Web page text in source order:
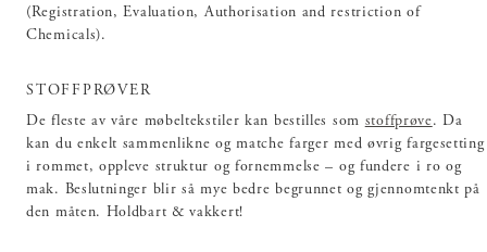
(Registration, Evaluation, Authorisation and restriction of
Chemicals).
STOFFPRØVER
De fleste av våre møbeltekstiler kan bestilles som stoffprøve. Da
kan du enkelt sammenlikne og matche farger med øvrig fargesetting
i rommet, oppleve struktur og fornemmelse – og fundere i ro og
mak. Beslutninger blir så mye bedre begrunnet og gjennomtenkt på
den måten. Holdbart & vakkert!